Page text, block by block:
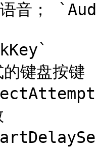
音；
模式的
次数